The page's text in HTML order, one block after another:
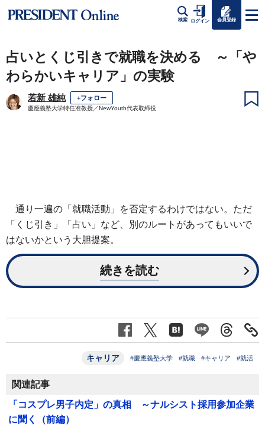
検索 ログイン 会員登録
占いとくじ引きで就職を決める ～「や
わらかいキャリア」の実験
若新 雄純 +フォロー
慶應義塾大学特任准教授／NewYouth代表取締役
通り一遍の「就職活動」を否定するわけではない。ただ
「くじ引き」「占い」など、別のルートがあってもいいで
はないかという大胆提案。
続きを読む
キャリア #慶應義塾大学 #就職 #キャリア #就活
関連記事
「コスプレ男子内定」の真相 ～ナルシスト採用参加企業
に聞く（前編）